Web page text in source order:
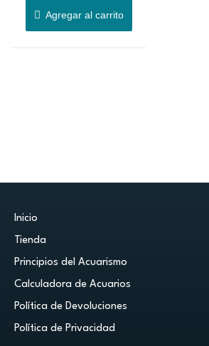
Agregar al carrito
Inicio
Tienda
Principios del Acuarismo
Calculadora de Acuarios
Política de Devoluciones
Política de Privacidad